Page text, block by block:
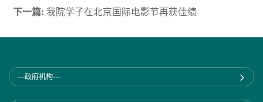
下一篇: 我院学子在北京国际电影节再获佳绩
---政府机构---